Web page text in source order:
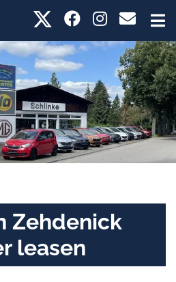
Zehdenick
leasen